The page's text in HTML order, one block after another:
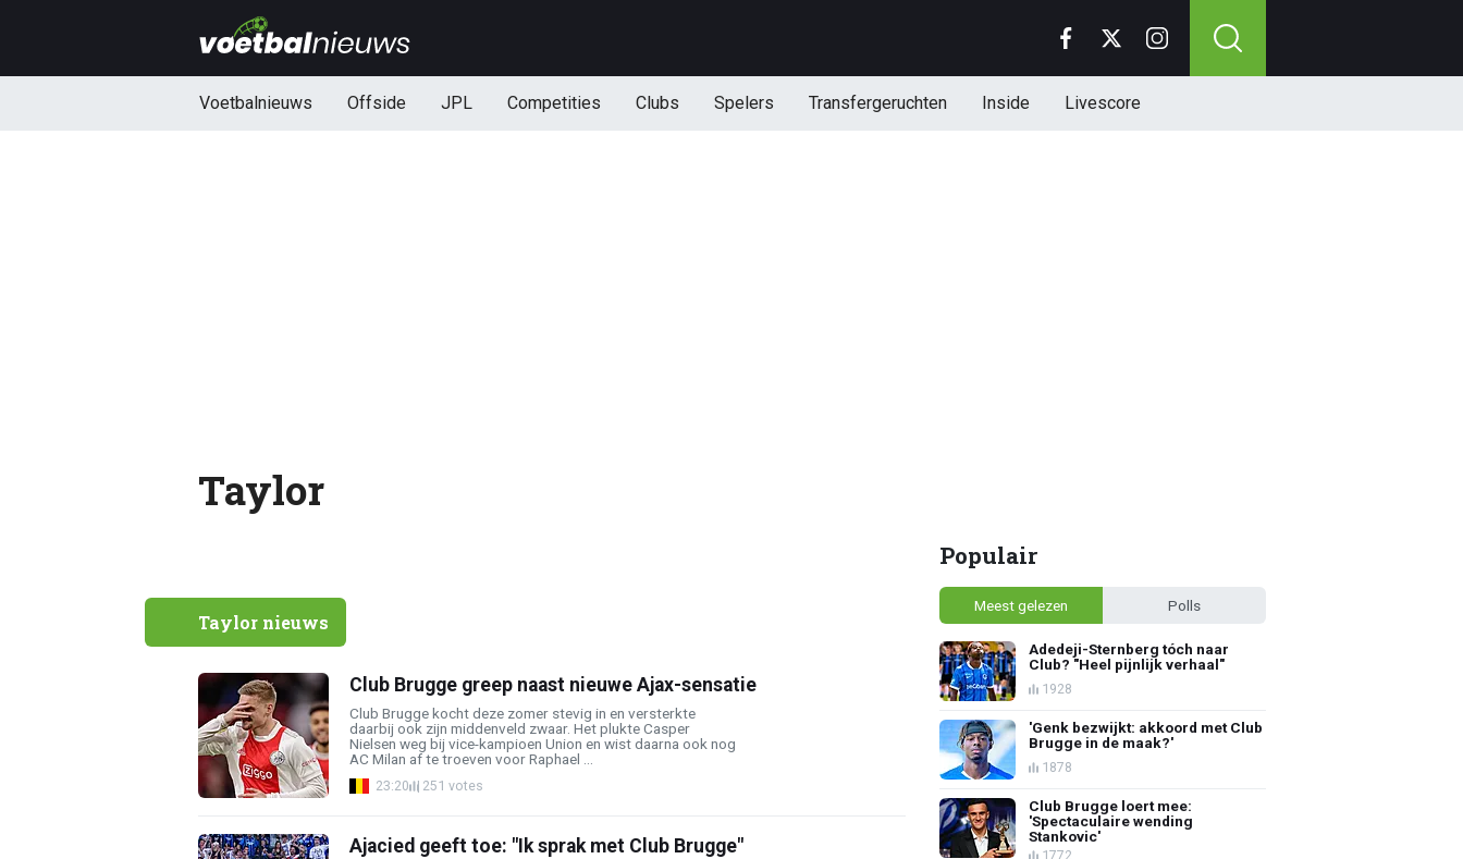
Voetbalnieuws Offside JPL Competities Clubs Spelers Transfergeruchten Inside Livescore
Taylor
Taylor nieuws
Club Brugge greep naast nieuwe Ajax-sensatie
Club Brugge kocht deze zomer stevig in en versterkte
daarbij ook zijn middenveld zwaar. Het plukte Casper
Nielsen weg bij vice-kampioen Union en wist daarna ook nog
AC Milan af te troeven voor Raphael ...
23:20 251 votes
Ajacied geeft toe: "Ik sprak met Club Brugge"
Populair
Meest gelezen Polls
Adedeji-Sternberg tóch naar
Club? "Heel pijnlijk verhaal"
1928
'Genk bezwijkt: akkoord met Club
Brugge in de maak?'
1878
Club Brugge loert mee:
'Spectaculaire wending
Stankovic'
1772